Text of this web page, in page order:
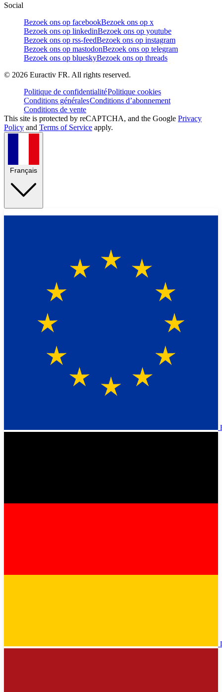
Social
Bezoek ons op facebookBezoek ons op x
Bezoek ons op linkedinBezoek ons op youtube
Bezoek ons op rss-feedBezoek ons op instagram
Bezoek ons op mastodonBezoek ons op telegram
Bezoek ons op blueskyBezoek ons op threads
© 2026 Euractiv FR. All rights reserved.
Politique de confidentialitéPolitique cookies
Conditions généralesConditions d’abonnement
Conditions de vente
This site is protected by reCAPTCHA, and the Google Privacy
Policy and Terms of Service apply.
Français